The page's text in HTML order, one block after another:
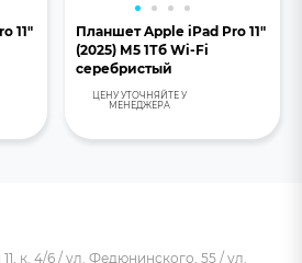
11"
Планшет Apple iPad Pro 11"
(2025) М5 1Тб Wi-Fi
серебристый
ЦЕНУ УТОЧНЯЙТЕ У
МЕНЕДЖЕРА
к. 4/6 / ул. Федюнинского, 55 / ул.